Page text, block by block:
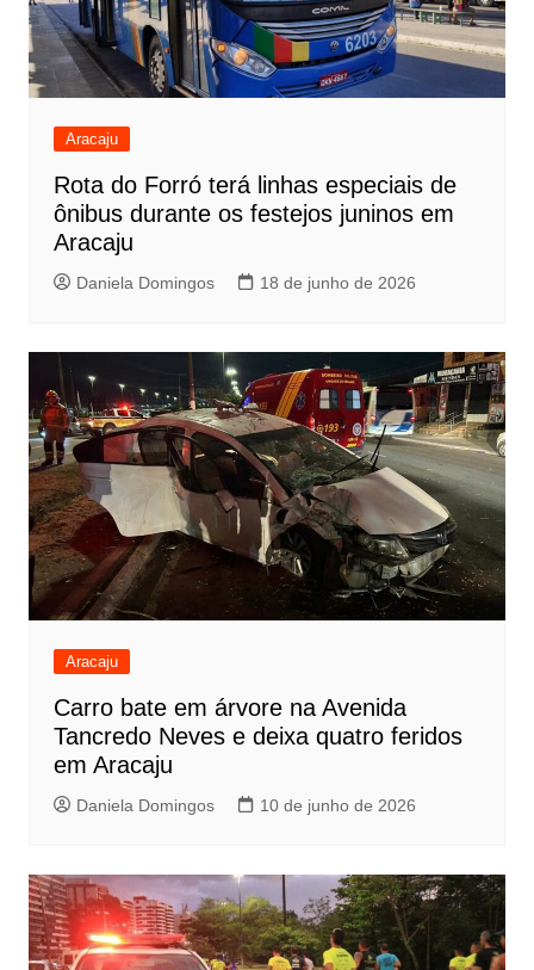
Aracaju
Rota do Forró terá linhas especiais de
ônibus durante os festejos juninos em
Aracaju
Daniela Domingos 18 de junho de 2026
Aracaju
Carro bate em árvore na Avenida
Tancredo Neves e deixa quatro feridos
em Aracaju
Daniela Domingos 10 de junho de 2026